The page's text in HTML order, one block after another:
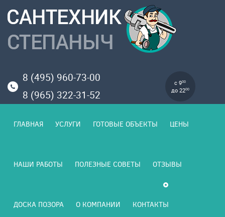
8 (495) 960-73-00
8 (965) 322-31-52
с 900
до 2200
ГЛАВНАЯ УСЛУГИ ГОТОВЫЕ ОБЪЕКТЫ ЦЕНЫ
НАШИ РАБОТЫ ПОЛЕЗНЫЕ СОВЕТЫ ОТЗЫВЫ
ДОСКА ПОЗОРА О КОМПАНИИ КОНТАКТЫ